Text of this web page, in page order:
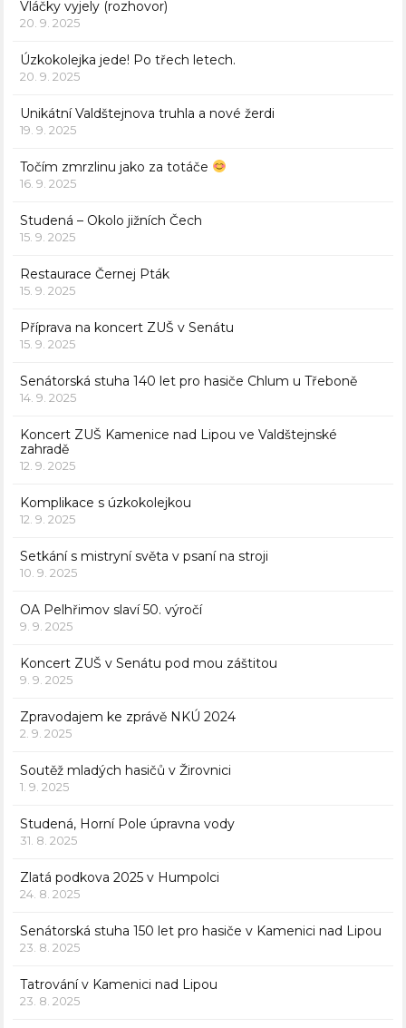
Vláčky vyjely (rozhovor)
20. 9. 2025
Úzkokolejka jede! Po třech letech.
20. 9. 2025
Unikátní Valdštejnova truhla a nové žerdi
19. 9. 2025
Točím zmrzlinu jako za totáče
16. 9. 2025
Studená – Okolo jižních Čech
15. 9. 2025
Restaurace Černej Pták
15. 9. 2025
Příprava na koncert ZUŠ v Senátu
15. 9. 2025
Senátorská stuha 140 let pro hasiče Chlum u Třeboně
14. 9. 2025
Koncert ZUŠ Kamenice nad Lipou ve Valdštejnské
zahradě
12. 9. 2025
Komplikace s úzkokolejkou
12. 9. 2025
Setkání s mistryní světa v psaní na stroji
10. 9. 2025
OA Pelhřimov slaví 50. výročí
9. 9. 2025
Koncert ZUŠ v Senátu pod mou záštitou
9. 9. 2025
Zpravodajem ke zprávě NKÚ 2024
2. 9. 2025
Soutěž mladých hasičů v Žirovnici
1. 9. 2025
Studená, Horní Pole úpravna vody
31. 8. 2025
Zlatá podkova 2025 v Humpolci
24. 8. 2025
Senátorská stuha 150 let pro hasiče v Kamenici nad Lipou
23. 8. 2025
Tatrování v Kamenici nad Lipou
23. 8. 2025